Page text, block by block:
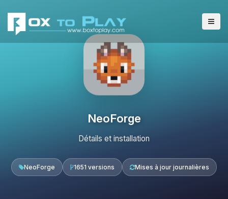
NeoForge
Détails et installation
NeoForge 1651 versions Mises à jour journalières